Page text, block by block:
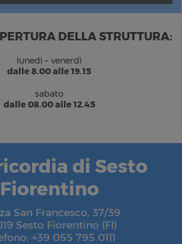
DELLA STRUTTURA:
lunedì – venerdì
dalle 8.00 alle 19.15
sabato
dalle 08.00 alle 12.45
di Sesto
Fiorentino
San Francesco, 37/39
Sesto Fiorentino (FI)
+39 055 795 0111